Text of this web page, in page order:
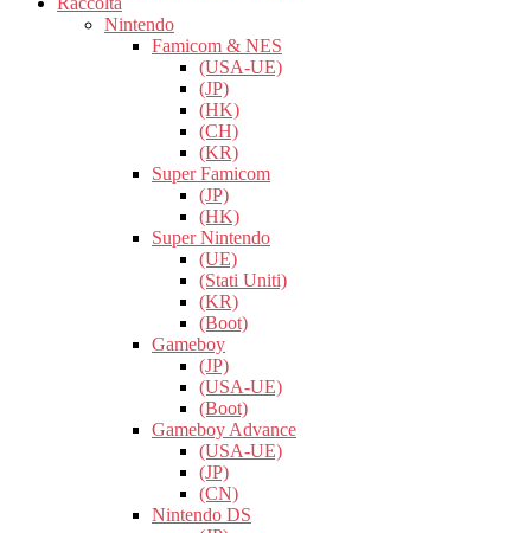
Nintendo
Famicom & NES
(USA-UE)
(JP)
(HK)
(CH)
(KR)
Super Famicom
(JP)
(HK)
Super Nintendo
(UE)
(Stati Uniti)
(KR)
(Boot)
Gameboy
(JP)
(USA-UE)
(Boot)
Gameboy Advance
(USA-UE)
(JP)
(CN)
Nintendo DS